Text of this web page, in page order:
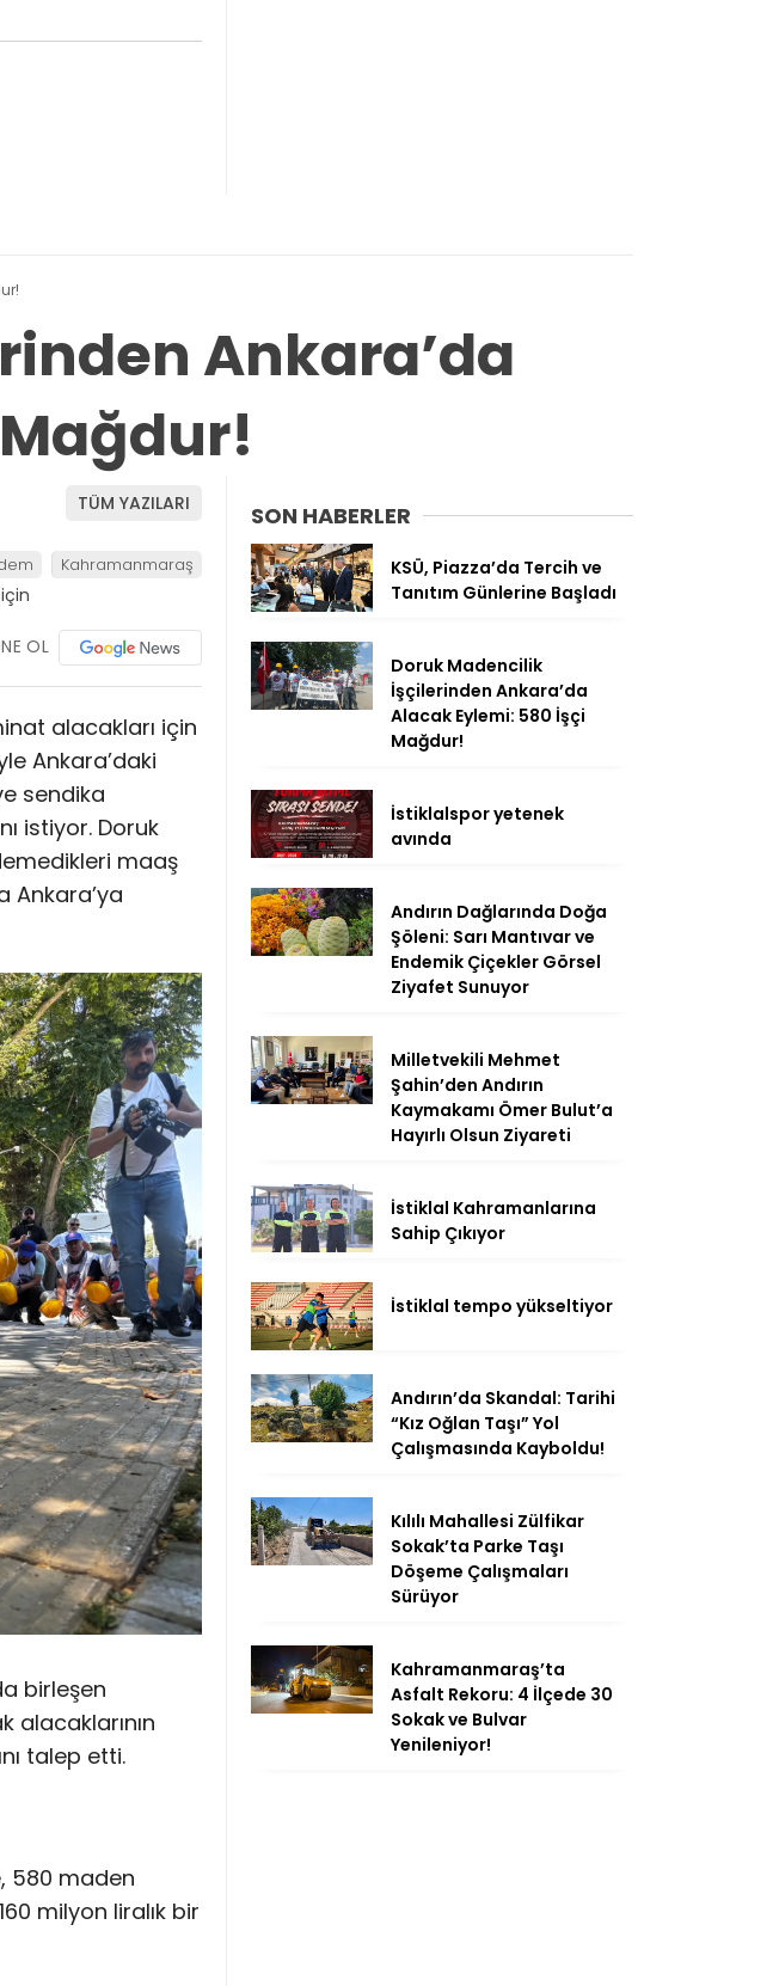
Ankara’da
TÜM YAZILARI
Kahramanmaraş
OL
alacakları için
Ankara’daki
sendika
istiyor. Doruk
maaş
Ankara’ya
birleşen
alacaklarının
talep etti.
580 maden
milyon liralık bir
SON HABERLER
KSÜ, Piazza’da Tercih ve
Tanıtım Günlerine Başladı
Doruk Madencilik
İşçilerinden Ankara’da
Alacak Eylemi: 580 İşçi
Mağdur!
İstiklalspor yetenek
avında
Andırın Dağlarında Doğa
Şöleni: Sarı Mantıvar ve
Endemik Çiçekler Görsel
Ziyafet Sunuyor
Milletvekili Mehmet
Şahin’den Andırın
Kaymakamı Ömer Bulut’a
Hayırlı Olsun Ziyareti
İstiklal Kahramanlarına
Sahip Çıkıyor
İstiklal tempo yükseltiyor
Andırın’da Skandal: Tarihi
“Kız Oğlan Taşı” Yol
Çalışmasında Kayboldu!
Kılılı Mahallesi Zülfikar
Sokak’ta Parke Taşı
Döşeme Çalışmaları
Sürüyor
Kahramanmaraş’ta
Asfalt Rekoru: 4 İlçede 30
Sokak ve Bulvar
Yenileniyor!